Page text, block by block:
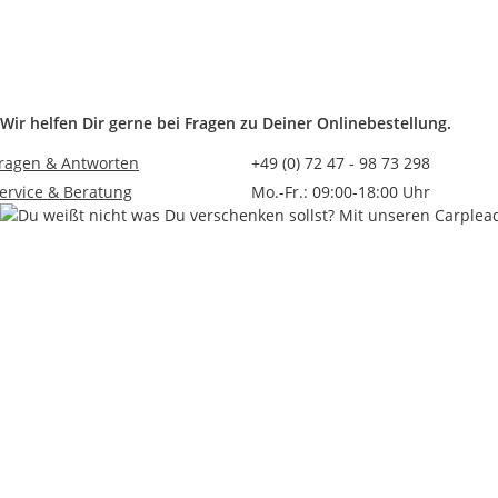
Wir helfen Dir gerne bei Fragen zu Deiner Onlinebestellung.
& Antworten
& Beratung
+49 (0) 72 47 - 98 73 298
Mo.-Fr.: 09:00-18:00 Uhr